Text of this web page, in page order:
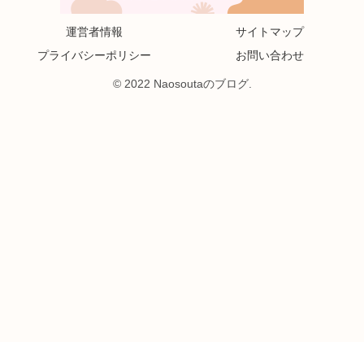
運営者情報
サイトマップ
プライバシーポリシー
お問い合わせ
© 2022 Naosoutaのブログ.